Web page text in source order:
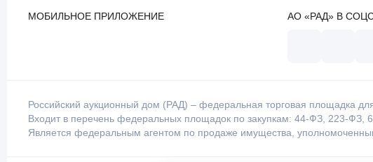
МОБИЛЬНОЕ ПРИЛОЖЕНИЕ АО «РАД» В
Российский аукционный дом (РАД) – федеральная торговая площадка
Входит в перечень федеральных площадок по закупкам: 44-ФЗ, 223-
Является федеральным агентом по продаже имущества,